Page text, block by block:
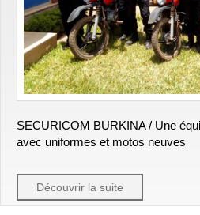
SECURICOM BURKINA / Une
avec uniformes et motos neuves
Découvrir la suite